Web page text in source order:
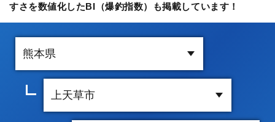
すさを数値化したBI（爆釣指数）も掲載しています！